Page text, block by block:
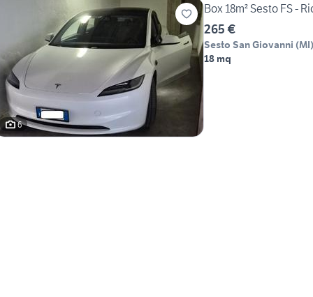
6
Box 18m² Sesto FS -
265 €
Sesto San Giovanni (MI)
18 mq